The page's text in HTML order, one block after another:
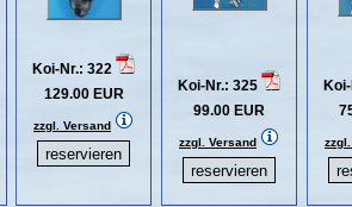
Koi-Nr.: 322
129.00 EUR
zzgl. Versand
Koi-Nr.: 325
99.00 EUR
zzgl. Versand